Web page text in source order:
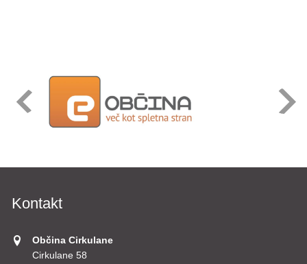
Kontakt
Občina Cirkulane
Cirkulane 58